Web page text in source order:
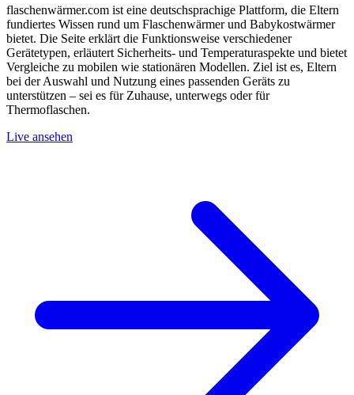
flaschenwärmer.com ist eine deutschsprachige Plattform, die Eltern
fundiertes Wissen rund um Flaschenwärmer und Babykostwärmer
bietet. Die Seite erklärt die Funktionsweise verschiedener
Gerätetypen, erläutert Sicherheits- und Temperaturaspekte und bietet
Vergleiche zu mobilen wie stationären Modellen. Ziel ist es, Eltern
bei der Auswahl und Nutzung eines passenden Geräts zu
unterstützen – sei es für Zuhause, unterwegs oder für
Thermoflaschen.
Live ansehen